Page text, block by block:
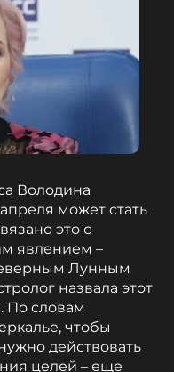
Володина
может стать
это с
явлением –
Лунным
назвала этот
По словам
чтобы
действовать
целей – еще